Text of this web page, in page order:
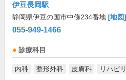
伊豆長岡駅
静岡県伊豆の国市中條234番地 [地図]
055-949-1466
診療科目
内科 整形外科 皮膚科 リハビ